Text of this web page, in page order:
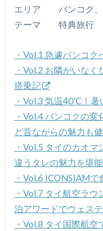
エリア バンコク、
テーマ 特典旅行
・Vol.1 急遽バンコ
・Vol.2 お隣がいな
搭乗記
・Vol.3 気温40℃！
・Vol.4 バンコクの
ど昔ながらの魅力も
・Vol.5 タイのカオ
違うタレの魅力を堪
・Vol.6 ICONSIAMで
・Vol.7 タイ航空ラ
泊アワードでウェス
・Vol.8 タイ国際航